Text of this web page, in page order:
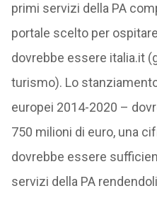
primi servizi della PA
portale scelto per
dovrebbe essere italia.it
turismo). Lo
europei 2014-2020 –
750 milioni di euro, una
dovrebbe essere
servizi della PA